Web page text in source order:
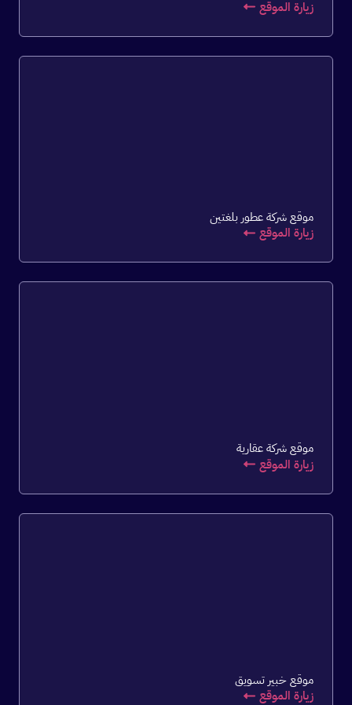
زيارة الموقع
موقع شركة عطور بلغتين
زيارة الموقع
موقع شركة عقارية
زيارة الموقع
موقع خبير تسويق
زيارة الموقع